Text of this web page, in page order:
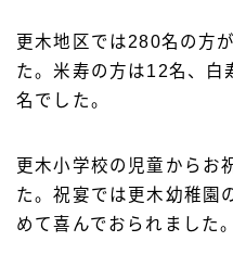
更木地区では280名の方
た。米寿の方は12名、白
名でした。
更木小学校の児童からお
た。祝宴では更木幼稚園
めて喜んでおられました。